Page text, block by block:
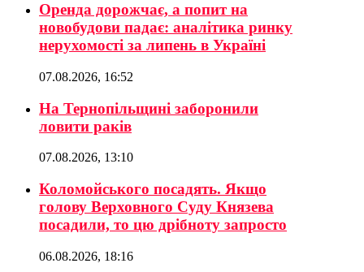
Оренда дорожчає, а попит на
новобудови падає: аналітика ринку
нерухомості за липень в Україні
07.08.2026, 16:52
На Тернопільщині заборонили
ловити раків
07.08.2026, 13:10
Коломойського посадять. Якщо
голову Верховного Суду Князева
посадили, то цю дрібноту запросто
06.08.2026, 18:16